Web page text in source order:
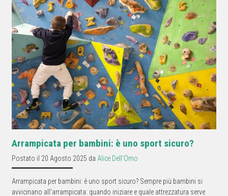
Arrampicata per bambini: è uno sport sicuro?
Postato il 20 Agosto 2025 da Alice Dell'Omo
Arrampicata per bambini: è uno sport sicuro? Sempre più bambini si
avvicinano all’arrampicata: quando iniziare e quale attrezzatura serve